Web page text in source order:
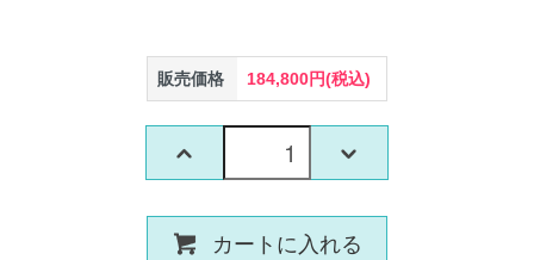
販売価格 184,800円(税込)
カートに入れる